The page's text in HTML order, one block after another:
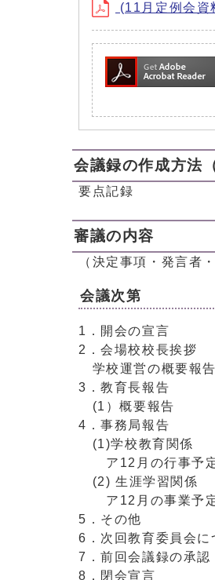
(11月定例会
会議録の作成方法
要点記録
審議の内容
（決定事項・発言者
会議次第
1．開会の宣言
2．会場校校長挨拶
学校運営の概要報告
3．教育長報告
(1）概要報告
4．事務局報告
(1)学校教育関係
ア12月の行事予定
(2) 生涯学習関係
ア12月の事業予定
5．その他
6．次回教育委員会に
7．前回会議録の承認
8．閉会宣言